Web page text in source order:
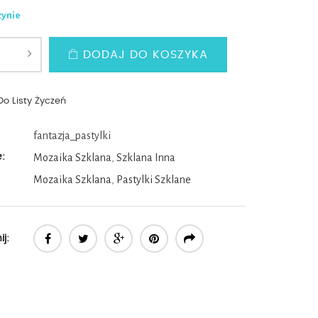
DODAJ DO KOSZYKA
Listy Życzeń
fantazja_pastylki
Mozaika Szklana ,Szklana Inna
Mozaika Szklana , Pastylki Szklane